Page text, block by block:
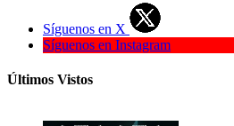
Síguenos en X
Síguenos en Instagram
Últimos Vistos